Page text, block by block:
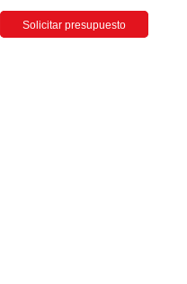
Solicitar presupuesto